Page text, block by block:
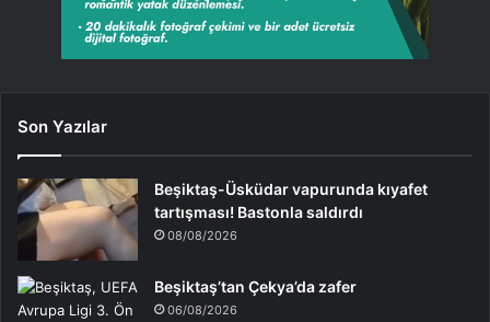
Son Yazılar
Beşiktaş-Üsküdar vapurunda kıyafet
tartışması! Bastonla saldırdı
08/08/2026
Beşiktaş’tan Çekya’da zafer
06/08/2026